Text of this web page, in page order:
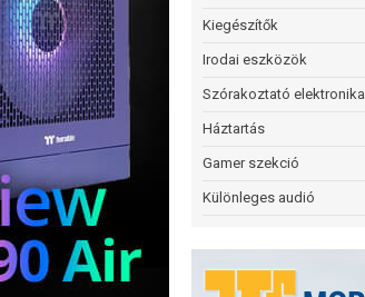
Kiegészítők
Irodai eszközök
Szórakoztató elektronika
Háztartás
Gamer szekció
Különleges audió